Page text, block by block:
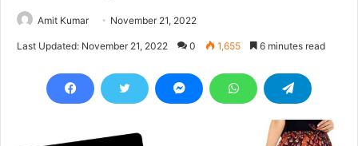
Amit Kumar November 21, 2022
Last Updated: November 21, 2022 0 1,655 6 minutes read